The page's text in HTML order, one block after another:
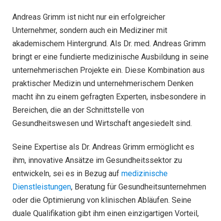
Andreas Grimm ist nicht nur ein erfolgreicher
Unternehmer, sondern auch ein Mediziner mit
akademischem Hintergrund. Als Dr. med. Andreas Grimm
bringt er eine fundierte medizinische Ausbildung in seine
unternehmerischen Projekte ein. Diese Kombination aus
praktischer Medizin und unternehmerischem Denken
macht ihn zu einem gefragten Experten, insbesondere in
Bereichen, die an der Schnittstelle von
Gesundheitswesen und Wirtschaft angesiedelt sind.
Seine Expertise als Dr. Andreas Grimm ermöglicht es
ihm, innovative Ansätze im Gesundheitssektor zu
entwickeln, sei es in Bezug auf medizinische
Dienstleistungen, Beratung für Gesundheitsunternehmen
oder die Optimierung von klinischen Abläufen. Seine
duale Qualifikation gibt ihm einen einzigartigen Vorteil,